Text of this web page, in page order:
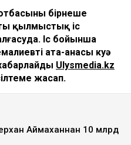
бірнеше
қылмыстық іс
Іс бойынша
ата-анасы куә
Ulysmedia.kz
жасап.
Аймаханнан 10 млрд